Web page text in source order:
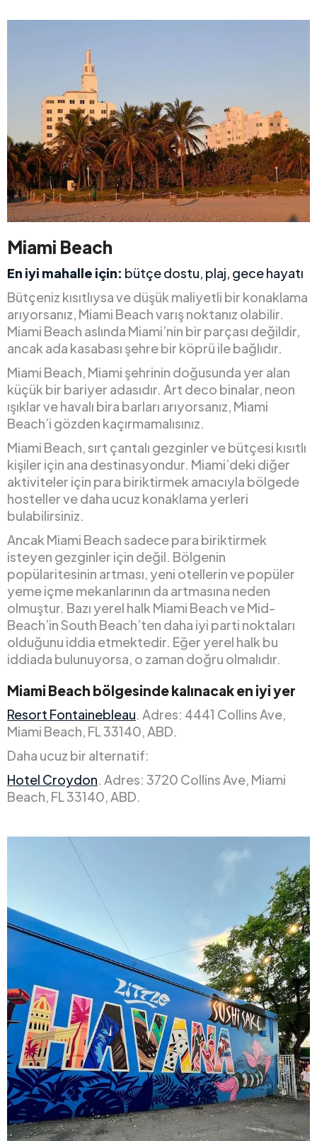
Miami Beach
En iyi mahalle için: bütçe dostu, plaj, gece hayatı
Bütçeniz kısıtlıysa ve düşük maliyetli bir konaklama
arıyorsanız, Miami Beach varış noktanız olabilir.
Miami Beach aslında Miami’nin bir parçası değildir,
ancak ada kasabası şehre bir köprü ile bağlıdır.
Miami Beach, Miami şehrinin doğusunda yer alan
küçük bir bariyer adasıdır. Art deco binalar, neon
ışıklar ve havalı bira barları arıyorsanız, Miami
Beach’i gözden kaçırmamalısınız.
Miami Beach, sırt çantalı gezginler ve bütçesi kısıtlı
kişiler için ana destinasyondur. Miami’deki diğer
aktiviteler için para biriktirmek amacıyla bölgede
hosteller ve daha ucuz konaklama yerleri
bulabilirsiniz.
Ancak Miami Beach sadece para biriktirmek
isteyen gezginler için değil. Bölgenin
popülaritesinin artması, yeni otellerin ve popüler
yeme içme mekanlarının da artmasına neden
olmuştur. Bazı yerel halk Miami Beach ve Mid-
Beach’in South Beach’ten daha iyi parti noktaları
olduğunu iddia etmektedir. Eğer yerel halk bu
iddiada bulunuyorsa, o zaman doğru olmalıdır.
Miami Beach bölgesinde kalınacak en iyi yer
Resort Fontainebleau. Adres: 4441 Collins Ave,
Miami Beach, FL 33140, ABD.
Daha ucuz bir alternatif:
Hotel Croydon. Adres: 3720 Collins Ave, Miami
Beach, FL 33140, ABD.